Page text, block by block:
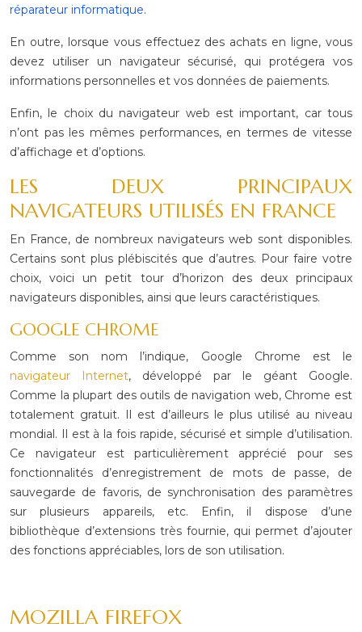
réparateur informatique.
En outre, lorsque vous effectuez des achats en ligne, vous
devez utiliser un navigateur sécurisé, qui protégera vos
informations personnelles et vos données de paiements.
Enfin, le choix du navigateur web est important, car tous
n’ont pas les mêmes performances, en termes de vitesse
d’affichage et d’options.
LES DEUX PRINCIPAUX
NAVIGATEURS UTILISÉS EN FRANCE
En France, de nombreux navigateurs web sont disponibles.
Certains sont plus plébiscités que d’autres. Pour faire votre
choix, voici un petit tour d’horizon des deux principaux
navigateurs disponibles, ainsi que leurs caractéristiques.
GOOGLE CHROME
Comme son nom l’indique, Google Chrome est le
navigateur Internet, développé par le géant Google.
Comme la plupart des outils de navigation web, Chrome est
totalement gratuit. Il est d’ailleurs le plus utilisé au niveau
mondial. Il est à la fois rapide, sécurisé et simple d’utilisation.
Ce navigateur est particulièrement apprécié pour ses
fonctionnalités d’enregistrement de mots de passe, de
sauvegarde de favoris, de synchronisation des paramètres
sur plusieurs appareils, etc. Enfin, il dispose d’une
bibliothèque d’extensions très fournie, qui permet d’ajouter
des fonctions appréciables, lors de son utilisation.
MOZILLA FIREFOX